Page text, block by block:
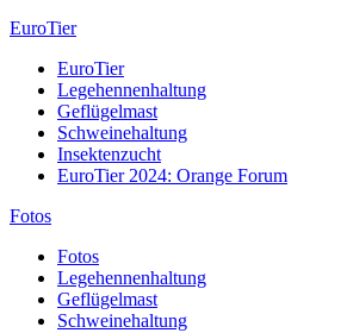
EuroTier
EuroTier
Legehennenhaltung
Geflügelmast
Schweinehaltung
Insektenzucht
EuroTier 2024: Orange Forum
Fotos
Fotos
Legehennenhaltung
Geflügelmast
Schweinehaltung